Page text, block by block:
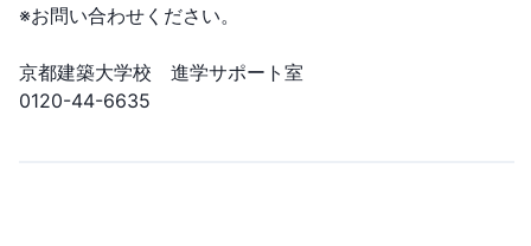
※お問い合わせください。
京都建築大学校 進学サポート室
0120-44-6635